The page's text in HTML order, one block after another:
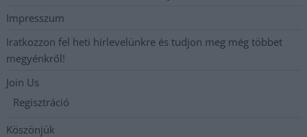
Impresszum
Iratkozzon fel heti hírlevelünkre és tudjon meg még többet
megyénkről!
Join Us
Regisztráció
Köszönjük